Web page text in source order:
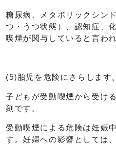
糖尿病、メタボリックシン
つ・うつ状態）、認知症、
喫煙が関与していると言わ
(5)胎児を危険にさらします。
子どもが受動喫煙から受け
刻です。
受動喫煙による危険は妊娠
す。妊婦への影響としては